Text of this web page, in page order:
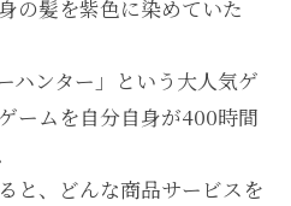
の髪を紫色に染めていた
ハンター」という大人気ゲ
ームを自分自身が400時間
と、どんな商品サービスを